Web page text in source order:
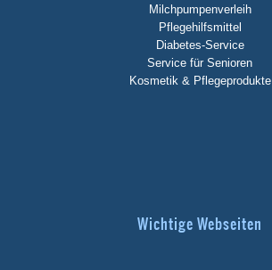
Milchpumpenverleih
Pflegehilfsmittel
Diabetes-Service
Service für Senioren
Kosmetik & Pflegeprodukte
Wichtige Webseiten